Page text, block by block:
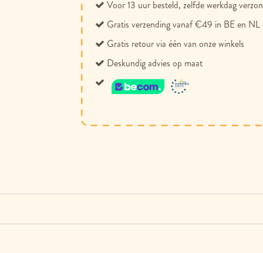
Voor 13 uur besteld, zelfde werkdag
Gratis verzending vanaf €49 in BE en NL
Gratis retour via één van onze winkels
Deskundig advies op maat